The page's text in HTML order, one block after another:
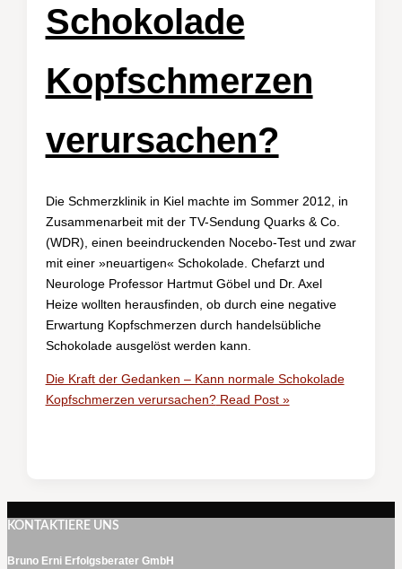
Schokolade
Kopfschmerzen
verursachen?
Die Schmerzklinik in Kiel machte im Sommer 2012, in
Zusammenarbeit mit der TV-Sendung Quarks & Co.
(WDR), einen beeindruckenden Nocebo-Test und zwar
mit einer »neuartigen« Schokolade. Chefarzt und
Neurologe Professor Hartmut Göbel und Dr. Axel
Heize wollten herausfinden, ob durch eine negative
Erwartung Kopfschmerzen durch handelsübliche
Schokolade ausgelöst werden kann.
Die Kraft der Gedanken – Kann normale Schokolade
Kopfschmerzen verursachen?Read Post »
KONTAKTIERE UNS
Bruno Erni Erfolgsberater GmbH